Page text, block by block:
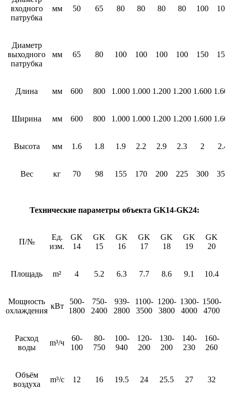
входного
патрубка
мм 50 65 80 80 80 80 100 100
Диаметр
выходного
патрубка
мм 65 80 100 100 100 100 150 150
Длина мм 600 800 1.000 1.000 1.200 1.200 1.600
Ширина мм 600 800 1.000 1.000 1.200 1.200 1.600
Высота мм 1.6 1.8 1.9 2.2 2.9 2.3 2 2.4
Вес кг 70 98 155 170 200 225 300 350
Технические параметры объекта GK14-GK24:
П/№
Ед.
изм.
GK
14
GK
15
GK
16
GK
17
GK
18
GK
19
GK
20
Площадь m² 4 5.2 6.3 7.7 8.6 9.1 10.4
Мощность
охлаждения
кВт
500-
1800
750-
2400
939-
2800
1100-
3500
1200-
3800
1300-
4000
1500-
4700
Расход
воды
m³/ч
60-
100
80-
750
100-
940
120-
200
130-
200
140-
230
160-
260
Объём
воздуха
m³/с 12 16 19.5 24 25.5 27 32